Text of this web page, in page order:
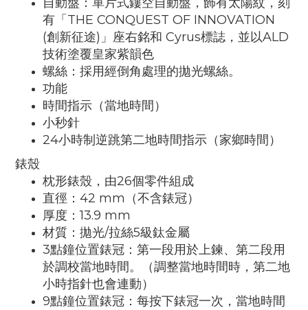
有「THE CONQUEST OF INNOVATION
(創新征途)」座右銘和 Cyrus標誌，並以ALD
技術塗覆皇家紫韻色
螺絲：採用經倒角處理的拋光螺絲。
功能
時間指示（當地時間）
小秒針
24小時制逆跳第二地時間指示（家鄉時間）
錶殼
枕形錶殼，由26個零件組成
直徑：42 mm（不含錶冠）
厚度：13.9 mm
材質：拋光/拉絲5級鈦金屬
3點鐘位置錶冠：第一段用於上鍊、第二段用
於調校當地時間。（調整當地時間時，第二地
小時指針也會連動）
9點鐘位置錶冠：每按下錶冠一次，當地時間